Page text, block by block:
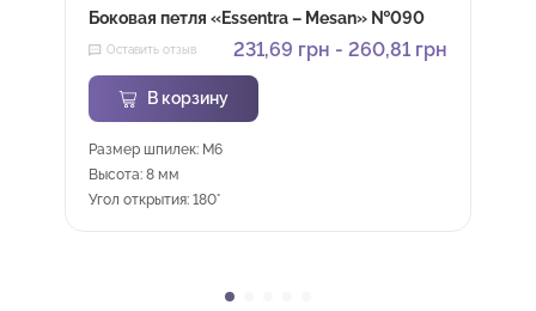
Боковая петля «Essentra – Mesan» №090
Оставить отзыв 231,69 грн - 260,81 грн
В корзину
Размер шпилек: M6
Высота: 8 мм
Угол открытия: 180°